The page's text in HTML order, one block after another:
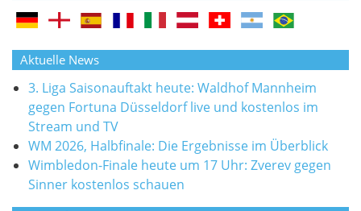
Aktuelle News
3. Liga Saisonauftakt heute: Waldhof Mannheim
gegen Fortuna Düsseldorf live und kostenlos im
Stream und TV
WM 2026, Halbfinale: Die Ergebnisse im Überblick
Wimbledon-Finale heute um 17 Uhr: Zverev gegen
Sinner kostenlos schauen